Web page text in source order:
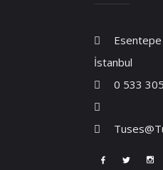
İstanbul
0 533